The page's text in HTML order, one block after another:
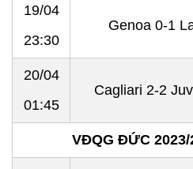
19/04
23:30
Genoa 0-1
20/04
01:45
Cagliari 2-2
VĐQG ĐỨC 2023/